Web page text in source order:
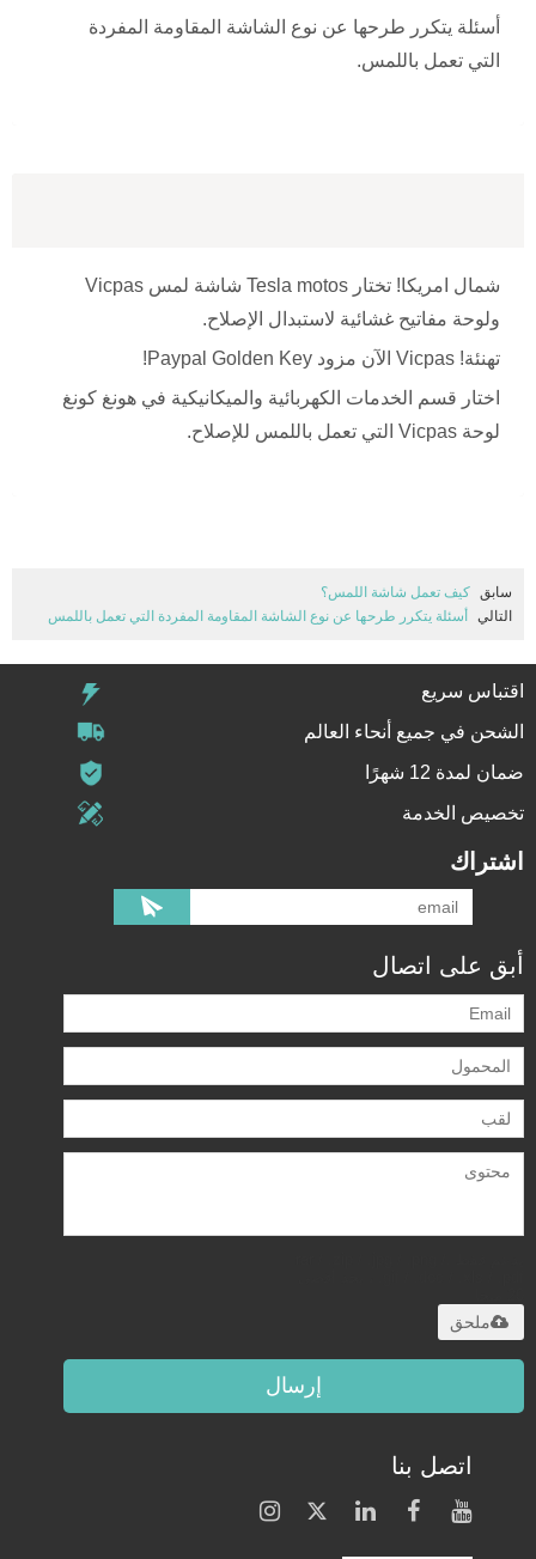
أسئلة يتكرر طرحها عن نوع الشاشة المقاومة المفردة
التي تعمل باللمس.
شمال امريكا! تختار Tesla motos شاشة لمس Vicpas
ولوحة مفاتيح غشائية لاستبدال الإصلاح.
تهنئة! Vicpas الآن مزود Paypal Golden Key!
اختار قسم الخدمات الكهربائية والميكانيكية في هونغ كونغ
لوحة Vicpas التي تعمل باللمس للإصلاح.
سابق كيف تعمل شاشة اللمس؟
التالي
أسئلة يتكرر طرحها عن نوع الشاشة المقاومة المفردة التي تعمل باللمس
اقتباس سريع
الشحن في جميع أنحاء العالم
ضمان لمدة 12 شهرًا
تخصيص الخدمة
اشتراك
أبق على اتصال
ملحق
إرسال
اتصل بنا